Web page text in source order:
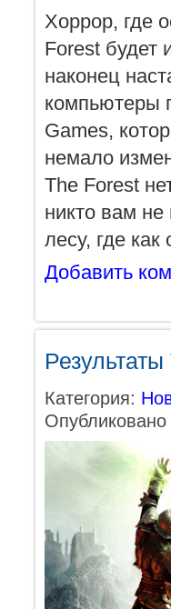
Хоррор, где
Forest будет
наконец
компьютеры
Games,
немало
The Forest
никто вам
лесу, где
Добавить
Категория: